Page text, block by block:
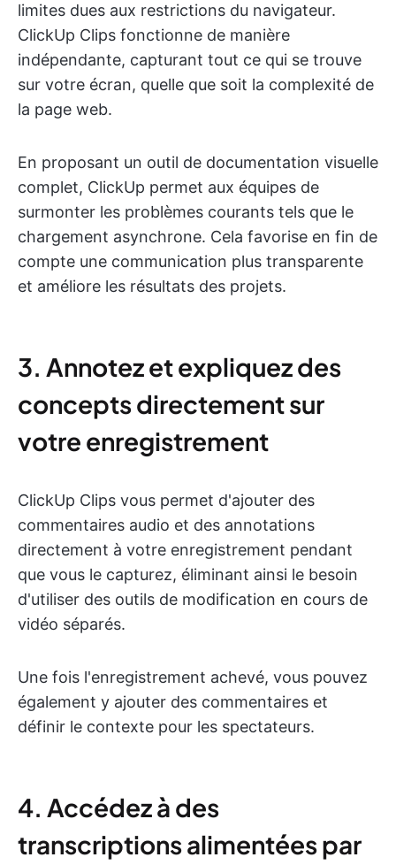
limites dues aux restrictions du navigateur.
ClickUp Clips fonctionne de manière
indépendante, capturant tout ce qui se trouve
sur votre écran, quelle que soit la complexité de
la page web.
En proposant un outil de documentation visuelle
complet, ClickUp permet aux équipes de
surmonter les problèmes courants tels que le
chargement asynchrone. Cela favorise en fin de
compte une communication plus transparente
et améliore les résultats des projets.
3. Annotez et expliquez des
concepts directement sur
votre enregistrement
ClickUp Clips vous permet d'ajouter des
commentaires audio et des annotations
directement à votre enregistrement pendant
que vous le capturez, éliminant ainsi le besoin
d'utiliser des outils de modification en cours de
vidéo séparés.
Une fois l'enregistrement achevé, vous pouvez
également y ajouter des commentaires et
définir le contexte pour les spectateurs.
4. Accédez à des
transcriptions alimentées par